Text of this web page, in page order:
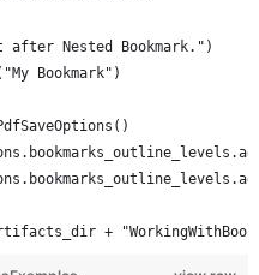
Nested Bookmark.")
Bookmark")
+